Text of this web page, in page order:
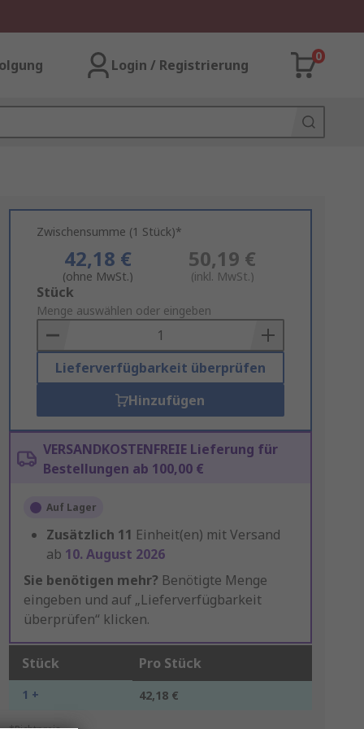
Login / Registrierung
0
Zwischensumme (1 Stück)*
42,18 €
(ohne MwSt.)
50,19 €
(inkl. MwSt.)
Add
to
Basket
Stück
Menge auswählen oder eingeben
Lieferverfügbarkeit überprüfen
Hinzufügen
VERSANDKOSTENFREIE Lieferung für
Bestellungen ab 100,00 €
Auf Lager
Zusätzlich 11 Einheit(en) mit Versand
ab 10. August 2026
Sie benötigen mehr? Benötigte Menge
eingeben und auf „Lieferverfügbarkeit
überprüfen“ klicken.
Stück Pro Stück
1 + 42,18 €